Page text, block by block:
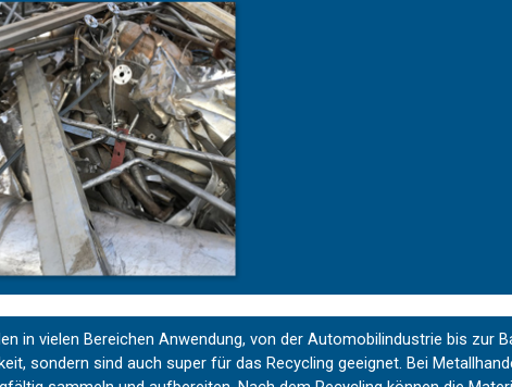
in vielen Bereichen Anwendung, von der Automobilindustrie bis zur
sondern sind auch super für das Recycling geeignet. Bei